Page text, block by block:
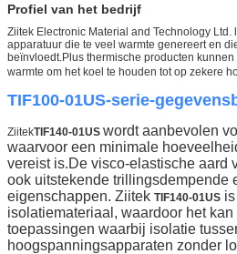
Profiel van het bedrijf
Ziitek Electronic Material and Technology
apparatuur die te veel warmte genereert en
beïnvloedt.Plus thermische producten
warmte om het koel te houden tot op zekere
TIF100-01US-serie-
ZiitekTIF140-01US wordt aanbevolen
waarvoor een minimale
vereist is.De visco-elastische aard
ook uitstekende trillingsdempende
eigenschappen. Ziitek TIF140-01US
isolatiemateriaal, waardoor het
toepassingen waarbij isolatie
hoogspanningsapparaten zonder